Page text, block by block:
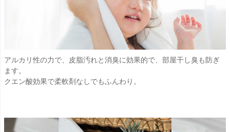
アルカリ性の力で、皮脂汚れと消臭に効果的で、部屋干し臭も防ぎ
ます。
クエン酸効果で柔軟剤なしでもふんわり。